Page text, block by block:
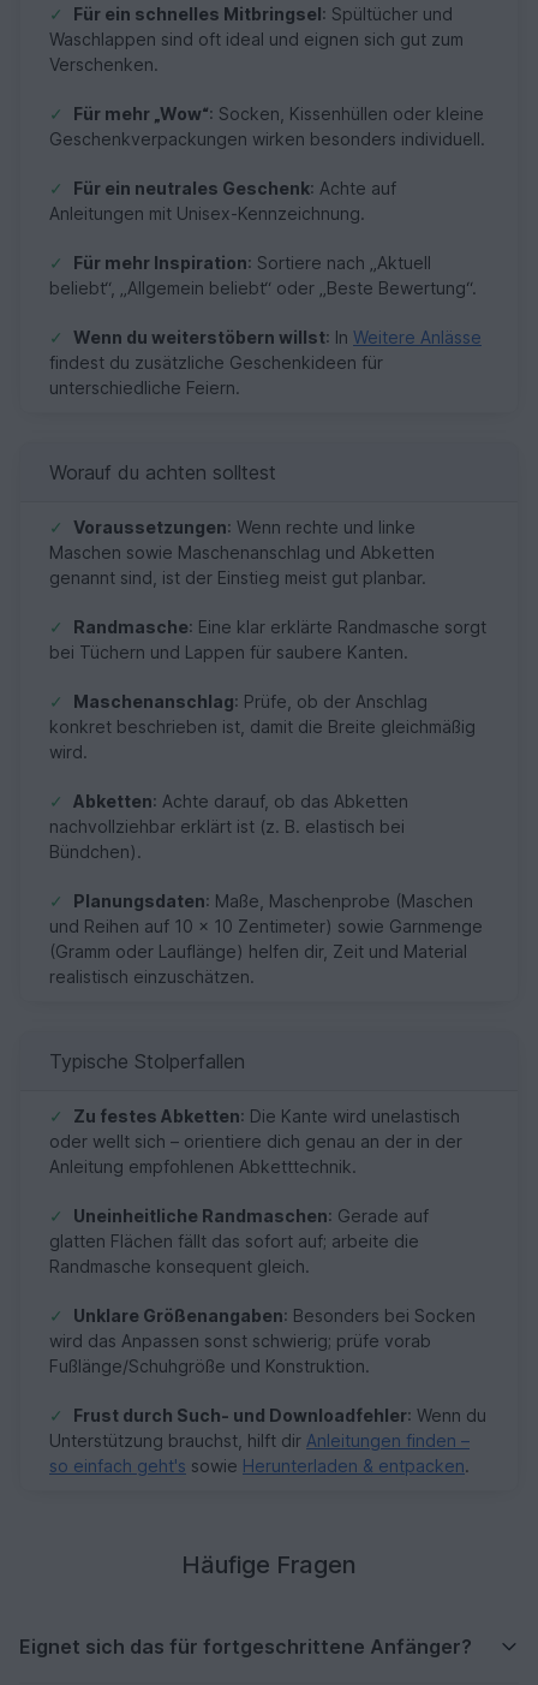
✓ Für ein schnelles Mitbringsel: Spültücher und
Waschlappen sind oft ideal und eignen sich gut zum
Verschenken.
✓ Für mehr „Wow“: Socken, Kissenhüllen oder kleine
Geschenkverpackungen wirken besonders individuell.
✓ Für ein neutrales Geschenk: Achte auf
Anleitungen mit Unisex-Kennzeichnung.
✓ Für mehr Inspiration: Sortiere nach „Aktuell
beliebt“, „Allgemein beliebt“ oder „Beste Bewertung“.
✓ Wenn du weiterstöbern willst: In Weitere Anlässe
findest du zusätzliche Geschenkideen für
unterschiedliche Feiern.
Worauf du achten solltest
✓ Voraussetzungen: Wenn rechte und linke
Maschen sowie Maschenanschlag und Abketten
genannt sind, ist der Einstieg meist gut planbar.
✓ Randmasche: Eine klar erklärte Randmasche sorgt
bei Tüchern und Lappen für saubere Kanten.
✓ Maschenanschlag: Prüfe, ob der Anschlag
konkret beschrieben ist, damit die Breite gleichmäßig
wird.
✓ Abketten: Achte darauf, ob das Abketten
nachvollziehbar erklärt ist (z. B. elastisch bei
Bündchen).
✓ Planungsdaten: Maße, Maschenprobe (Maschen
und Reihen auf 10 × 10 Zentimeter) sowie Garnmenge
(Gramm oder Lauflänge) helfen dir, Zeit und Material
realistisch einzuschätzen.
Typische Stolperfallen
✓ Zu festes Abketten: Die Kante wird unelastisch
oder wellt sich – orientiere dich genau an der in der
Anleitung empfohlenen Abketttechnik.
✓ Uneinheitliche Randmaschen: Gerade auf
glatten Flächen fällt das sofort auf; arbeite die
Randmasche konsequent gleich.
✓ Unklare Größenangaben: Besonders bei Socken
wird das Anpassen sonst schwierig; prüfe vorab
Fußlänge/Schuhgröße und Konstruktion.
✓ Frust durch Such- und Downloadfehler: Wenn du
Unterstützung brauchst, hilft dir Anleitungen finden –
so einfach geht's sowie Herunterladen & entpacken.
Häufige Fragen
Eignet sich das für fortgeschrittene Anfänger?